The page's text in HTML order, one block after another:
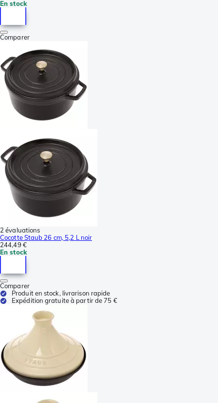
En stock
Comparer
2 évaluations
Cocotte Staub 26 cm, 5,2 L noir
244,49 €
En stock
Comparer
Produit en stock, livrarison rapide
Expédition gratuite à partir de 75 €